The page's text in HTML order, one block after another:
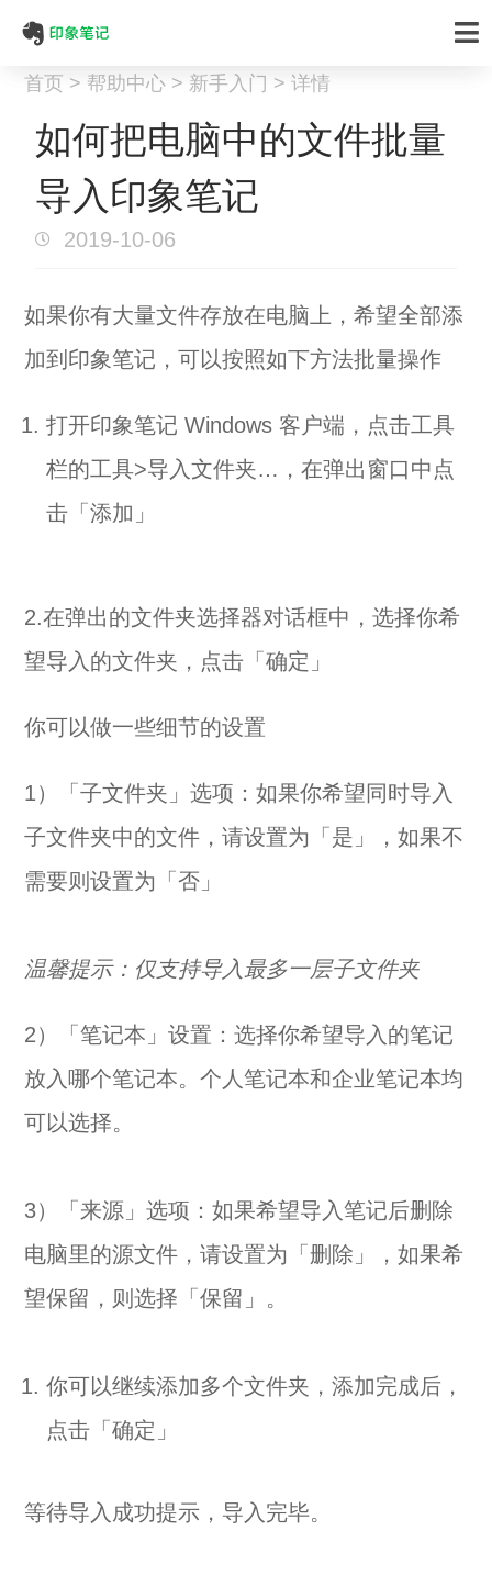
首页 > 帮助中心 > 新手入门 > 详情
如何把电脑中的文件批量
导入印象笔记
2019-10-06
如果你有大量文件存放在电脑上，希望全部添
加到印象笔记，可以按照如下方法批量操作
打开印象笔记 Windows 客户端，点击工具
栏的工具>导入文件夹…，在弹出窗口中点
击「添加」
2.在弹出的文件夹选择器对话框中，选择你希
望导入的文件夹，点击「确定」
你可以做一些细节的设置
1）「子文件夹」选项：如果你希望同时导入
子文件夹中的文件，请设置为「是」，如果不
需要则设置为「否」
温馨提示：仅支持导入最多一层子文件夹
2）「笔记本」设置：选择你希望导入的笔记
放入哪个笔记本。个人笔记本和企业笔记本均
可以选择。
3）「来源」选项：如果希望导入笔记后删除
电脑里的源文件，请设置为「删除」，如果希
望保留，则选择「保留」。
你可以继续添加多个文件夹，添加完成后，
点击「确定」
等待导入成功提示，导入完毕。